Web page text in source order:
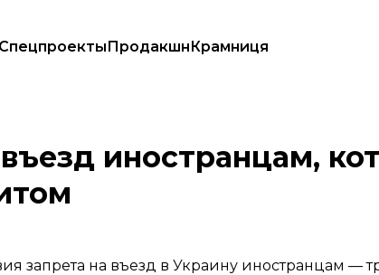
СпецпроектыПродакшнКрамниця
иностранцам,
запрета на въезд в Украину иностранцам —